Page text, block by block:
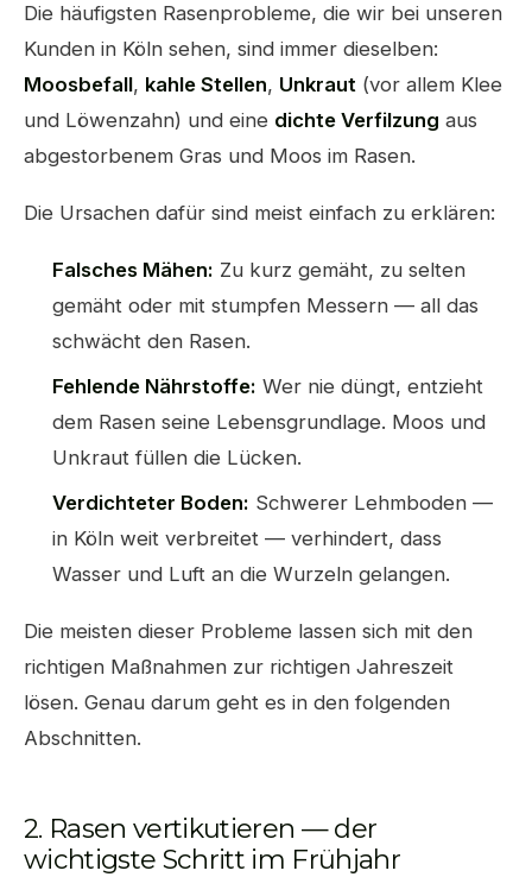
Die häufigsten Rasenprobleme, die wir bei unseren
Kunden in Köln sehen, sind immer dieselben:
Moosbefall, kahle Stellen, Unkraut (vor allem Klee
und Löwenzahn) und eine dichte Verfilzung aus
abgestorbenem Gras und Moos im Rasen.
Die Ursachen dafür sind meist einfach zu erklären:
Falsches Mähen: Zu kurz gemäht, zu selten
gemäht oder mit stumpfen Messern — all das
schwächt den Rasen.
Fehlende Nährstoffe: Wer nie düngt, entzieht
dem Rasen seine Lebensgrundlage. Moos und
Unkraut füllen die Lücken.
Verdichteter Boden: Schwerer Lehmboden —
in Köln weit verbreitet — verhindert, dass
Wasser und Luft an die Wurzeln gelangen.
Die meisten dieser Probleme lassen sich mit den
richtigen Maßnahmen zur richtigen Jahreszeit
lösen. Genau darum geht es in den folgenden
Abschnitten.
2. Rasen vertikutieren — der
wichtigste Schritt im Frühjahr